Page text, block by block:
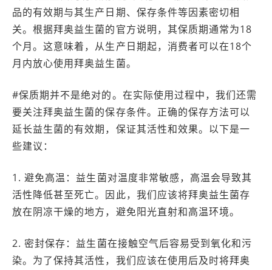
品的有效期与其生产日期、保存条件等因素密切相
关。根据拜奥益生菌的官方说明，其保质期通常为18
个月。这意味着，从生产日期起，消费者可以在18个
月内放心使用拜奥益生菌。
#保质期并不是绝对的。在实际使用过程中，我们还需
要关注拜奥益生菌的保存条件。正确的保存方法可以
延长益生菌的有效期，保证其活性和效果。以下是一
些建议：
1. 避免高温：益生菌对温度非常敏感，高温会导致其
活性降低甚至死亡。因此，我们应该将拜奥益生菌存
放在阴凉干燥的地方，避免阳光直射和高温环境。
2. 密封保存：益生菌在接触空气后容易受到氧化和污
染。为了保持其活性，我们应该在使用后及时将拜奥